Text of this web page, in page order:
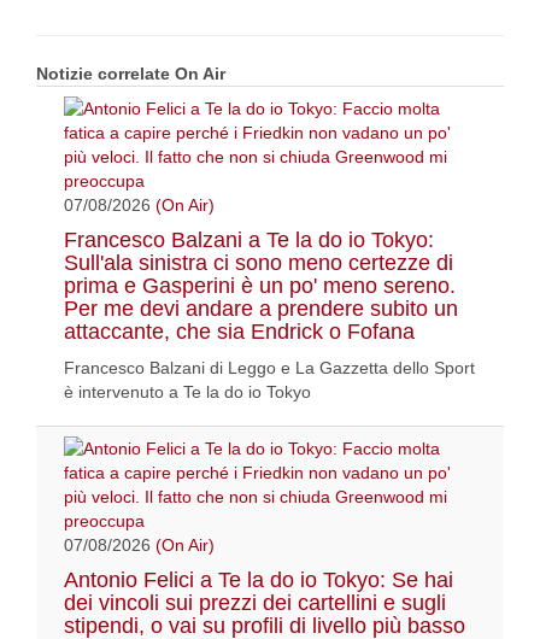
Notizie correlate On Air
07/08/2026 (On Air)
Francesco Balzani a Te la do io Tokyo:
Sull'ala sinistra ci sono meno certezze di
prima e Gasperini è un po' meno sereno.
Per me devi andare a prendere subito un
attaccante, che sia Endrick o Fofana
Francesco Balzani di Leggo e La Gazzetta dello Sport
è intervenuto a Te la do io Tokyo
07/08/2026 (On Air)
Antonio Felici a Te la do io Tokyo: Se hai
dei vincoli sui prezzi dei cartellini e sugli
stipendi, o vai su profili di livello più basso